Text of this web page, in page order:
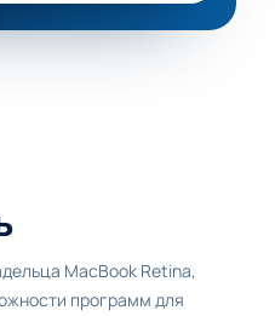
MacBook Retina,
программ для